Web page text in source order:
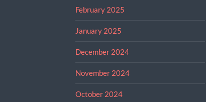
February 2025
January 2025
December 2024
November 2024
October 2024